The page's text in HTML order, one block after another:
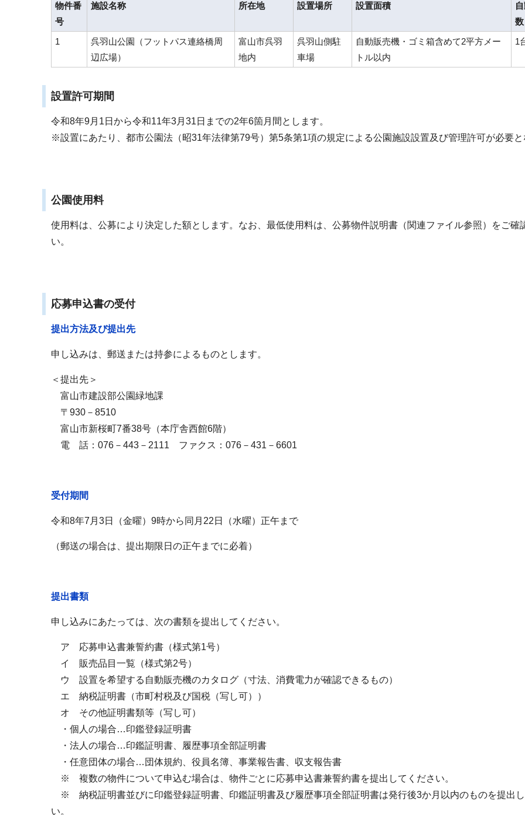
物件番
号
施設名称 所在地 設置場所 設置面積
数
1
呉羽山公園（フットパス連絡橋周
辺広場）
富山市呉羽
地内
呉羽山側駐
車場
自動販売機・ゴミ箱含めて2平方メー
トル以内
1
設置許可期間
令和8年9月1日から令和11年3月31日までの2年6箇月間とします。
※設置にあたり、都市公園法（昭31年法律第79号）第5条第1項の規定による公園施設設置及び管理許可が必要
公園使用料
使用料は、公募により決定した額とします。なお、最低使用料は、公募物件説明書（関連ファイル参照）をご確
い。
応募申込書の受付
提出方法及び提出先
申し込みは、郵送または持参によるものとします。
＜提出先＞
富山市建設部公園緑地課
〒930－8510
富山市新桜町7番38号（本庁舎西館6階）
電 話：076－443－2111 ファクス：076－431－6601
受付期間
令和8年7月3日（金曜）9時から同月22日（水曜）正午まで
（郵送の場合は、提出期限日の正午までに必着）
提出書類
申し込みにあたっては、次の書類を提出してください。
ア 応募申込書兼誓約書（様式第1号）
イ 販売品目一覧（様式第2号）
ウ 設置を希望する自動販売機のカタログ（寸法、消費電力が確認できるもの）
エ 納税証明書（市町村税及び国税（写し可））
オ その他証明書類等（写し可）
・個人の場合…印鑑登録証明書
・法人の場合…印鑑証明書、履歴事項全部証明書
・任意団体の場合…団体規約、役員名簿、事業報告書、収支報告書
※ 複数の物件について申込む場合は、物件ごとに応募申込書兼誓約書を提出してください。
※ 納税証明書並びに印鑑登録証明書、印鑑証明書及び履歴事項全部証明書は発行後3か月以内のものを提出
い。